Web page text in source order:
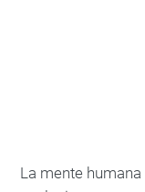
La mente